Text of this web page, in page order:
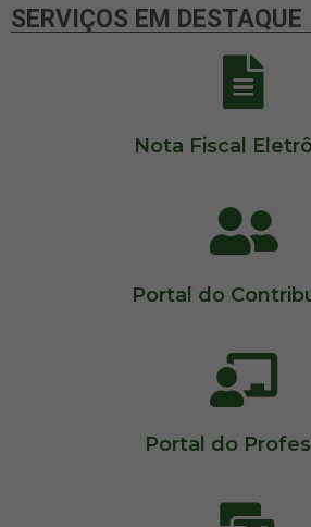
SERVIÇOS EM DESTAQUE
Nota Fiscal
Portal do
Portal do